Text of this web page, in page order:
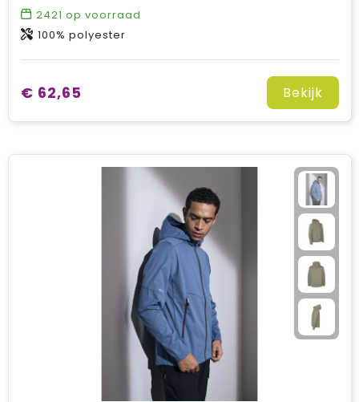
2421 op voorraad
100% polyester
€ 62,65 Bekijk